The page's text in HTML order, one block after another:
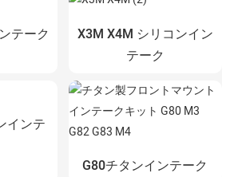
テーク
X3M X4M シリコンイン
テーク
インテ
G80チタンインテーク